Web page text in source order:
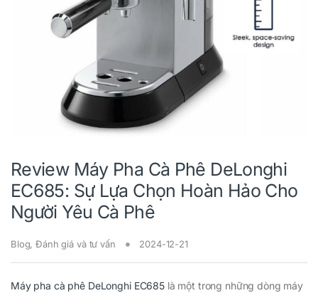
Review Máy Pha Cà Phê DeLonghi
EC685: Sự Lựa Chọn Hoàn Hảo Cho
Người Yêu Cà Phê
Blog,Đánh giá và tư vấn 2024-12-21
Máy pha cà phê DeLonghi EC685là một trong những dòng máy